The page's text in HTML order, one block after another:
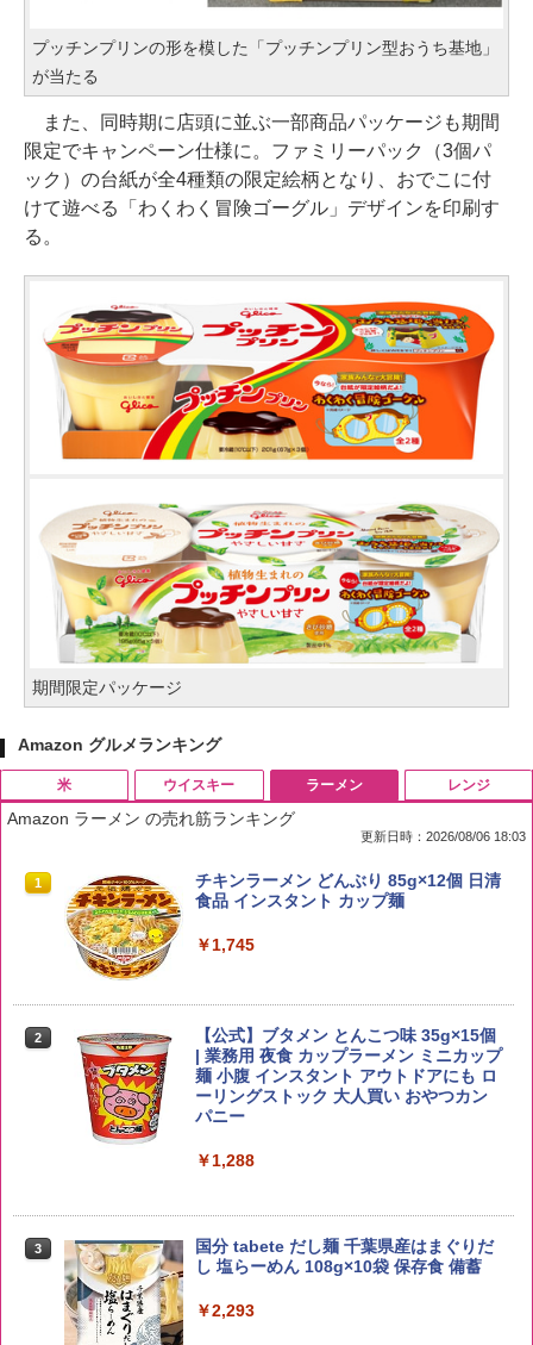
プッチンプリンの形を模した「プッチンプリン型おうち基地」
が当たる
また、同時期に店頭に並ぶ一部商品パッケージも期間
限定でキャンペーン仕様に。ファミリーパック（3個パ
ック）の台紙が全4種類の限定絵柄となり、おでこに付
けて遊べる「わくわく冒険ゴーグル」デザインを印刷す
る。
期間限定パッケージ
Amazon グルメランキング
米
1 by Amazon 国産ブレンド米 精米 5kg
2
野沢農産 無洗米 青い流るる コシヒカリ
5kg 長野県産 令和7年産
￥3,325
3
【在庫処分価格】ももたろう印 無洗米 5
kg 業務用 お米マイスターブレンド
￥2,680
ウイスキー
1
ブラックニッカ ニッカ Nikka ウィスキ
ー4000ml ブラックニッカクリア ウヰス
お得 4リットル
角瓶 2700ml サントリー ウイスキー ハ
イボール 大容量
3
角ハイボール 350ml×24本 サントリー ウ
イスキー ハイボール 缶
￥4,919
ラーメン
Amazon ラーメン の売れ筋ランキング
更新日時：2026/08/06 18:03
1
チキンラーメン どんぶり 85g×12個 日清
食品 インスタント カップ麺
￥1,745
2
【公式】ブタメン とんこつ味 35g×15個
| 業務用 夜食 カップラーメン ミニカップ
麺 小腹 インスタント アウトドアにも ロ
ーリングストック 大人買い おやつカン
パニー
￥1,288
3
国分 tabete だし麺 千葉県産はまぐりだ
し 塩らーめん 108g×10袋 保存食 備蓄
￥2,293
レンジ